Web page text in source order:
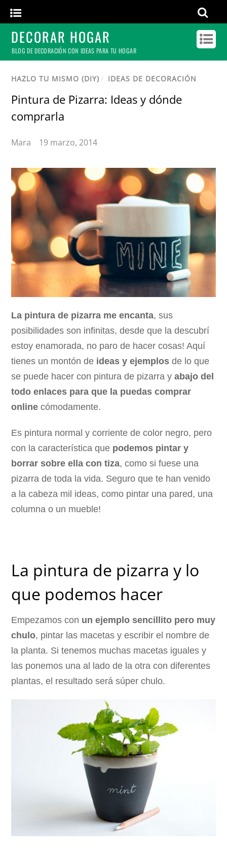
DECORAR HOGAR
BLOG DE DECORACIÓN CON IDEAS PARA TU HOGAR
HAZLO TU MISMO (DIY) / IDEAS DE DECORACIÓN
Pintura de Pizarra: Ideas y dónde
comprarla
Mara 19 marzo, 2014
La pintura de pizarra me encanta, sus
posibilidades son infinitas, desde que la descubrí
estoy enamorada, no paro de hacer cosas! Aquí
tienes un montón de ideas y ejemplos de lo que
se puede hacer con pintura de pizarra yabajo del
todo enlaces para que la puedas comprar
online cómodamente.
Es pintura normal y corriente de color negro, pero
con la característica que podemos pintar y
borrar sobre ella con tiza, como si fuese una
pizarra de toda la vida. Seguro que te han venido
a la cabeza mil ideas, como pintar una pared, una
columna o un mueble!
La pintura de pizarra y lo
que podemos hacer
Empezamos con un ejemplo sencillito pero muy
chulo, pintar las macetas y escribir el nombre de
la planta. Si tenemos muchas macetas iguales y
las ponemos una al lado de la otra con diferentes
plantas, el resultado será súper chulo.